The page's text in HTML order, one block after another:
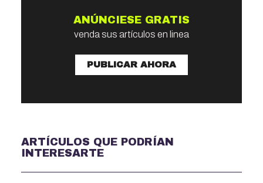
ANÚNCIESE GRATIS
venda sus artículos en linea
PUBLICAR AHORA
ARTÍCULOS QUE PODRÍAN
INTERESARTE